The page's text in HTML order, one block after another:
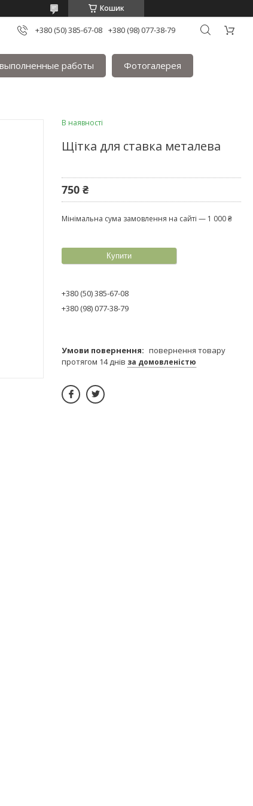
Кошик
+380 (50) 385-67-08 +380 (98) 077-38-79
работы Фотогалерея
В наявності
Щітка для ставка металева
750 ₴
Мінімальна сума замовлення на сайті — 1 000 ₴
Купити
+380 (50) 385-67-08
+380 (98) 077-38-79
повернення товару
протягом 14 днів за домовленістю